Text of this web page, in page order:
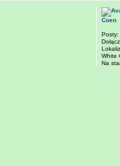
Coen
Posty:
White
Na